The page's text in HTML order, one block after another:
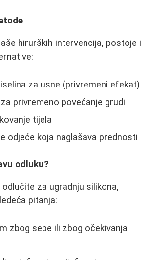
hirurških intervencija, postoje i
za usne (privremeni efekat)
privremeno povećanje grudi
tijela
odjeće koja naglašava prednosti
odluku?
za ugradnju silikona,
pitanja:
zbog sebe ili zbog očekivanja